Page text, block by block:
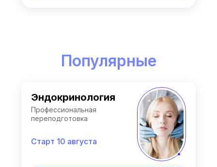
Популярные
курсы
Эндокринология
Старт 10 августа
Профессиональная
переподготовка